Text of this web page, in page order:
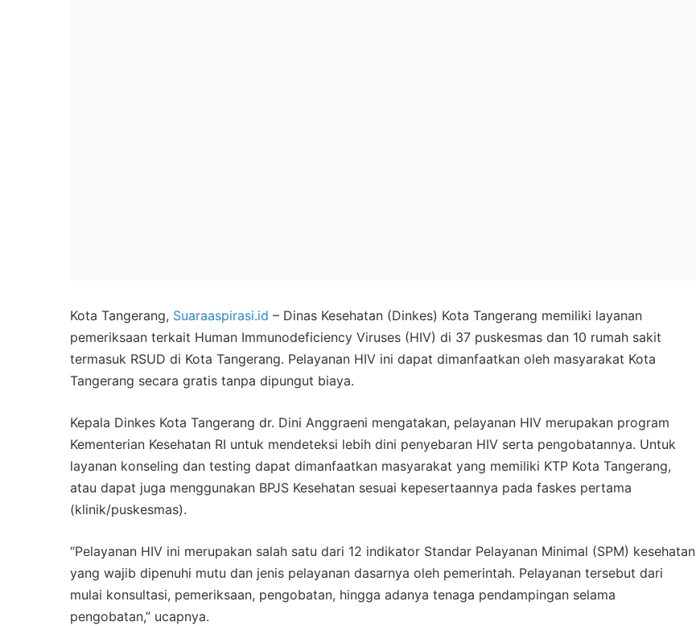
Kota Tangerang, Suaraaspirasi.id – Dinas Kesehatan (Dinkes) Kota Tangerang memiliki layanan
pemeriksaan terkait Human Immunodeficiency Viruses (HIV) di 37 puskesmas dan 10 rumah sakit
termasuk RSUD di Kota Tangerang. Pelayanan HIV ini dapat dimanfaatkan oleh masyarakat Kota
Tangerang secara gratis tanpa dipungut biaya.
Kepala Dinkes Kota Tangerang dr. Dini Anggraeni mengatakan, pelayanan HIV merupakan program
Kementerian Kesehatan RI untuk mendeteksi lebih dini penyebaran HIV serta pengobatannya. Untuk
layanan konseling dan testing dapat dimanfaatkan masyarakat yang memiliki KTP Kota Tangerang,
atau dapat juga menggunakan BPJS Kesehatan sesuai kepesertaannya pada faskes pertama
(klinik/puskesmas).
“Pelayanan HIV ini merupakan salah satu dari 12 indikator Standar Pelayanan Minimal (SPM) kesehatan
yang wajib dipenuhi mutu dan jenis pelayanan dasarnya oleh pemerintah. Pelayanan tersebut dari
mulai konsultasi, pemeriksaan, pengobatan, hingga adanya tenaga pendampingan selama
pengobatan,” ucapnya.